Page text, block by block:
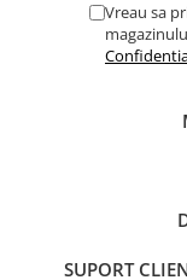
Vreau sa
SUPORT